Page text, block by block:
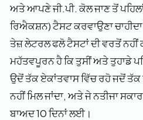
ਅਤੇ ਆਪਣੇ ਜੀ.ਪੀ. ਕੋਲ ਜਾਣ ਤੋਂ
ਰਿਐਕਸ਼ਨ) ਟੈਸਟ ਕਰਵਾਉਣਾ
ਤੇਜ਼ ਲੇਟਰਲ ਫਲੋ ਟੈਸਟਾਂ ਦੀ ਵਰਤੋਂ ਨਹੀਂ
ਮਹੱਤਵਪੂਰਨ ਹੈ ਕਿ ਤੁਸੀਂ ਅਤੇ ਤੁਹਾਡੇ
ਉਦੋਂ ਤੱਕ ਏਕਾਂਤਵਾਸ ਵਿੱਚ ਰਹੋ ਜਦੋਂ
ਨਹੀਂ ਮਿਲ ਜਾਂਦਾ, ਅਤੇ ਜੇ ਨਤੀਜਾ
ਬਾਅਦ 10 ਦਿਨਾਂ ਲਈ।